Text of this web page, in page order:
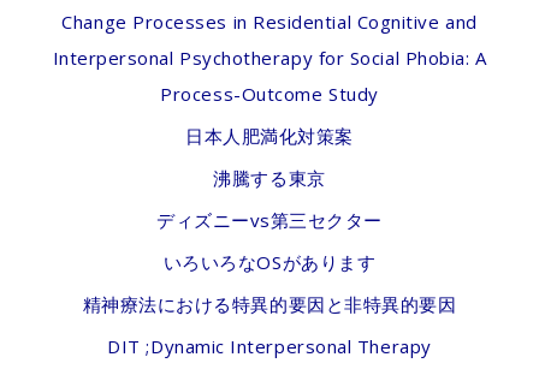
Change Processes in Residential Cognitive and
Interpersonal Psychotherapy for Social Phobia: A
Process-Outcome Study
日本人肥満化対策案
沸騰する東京
ディズニーvs第三セクター
いろいろなOSがあります
精神療法における特異的要因と非特異的要因
DIT ;Dynamic Interpersonal Therapy